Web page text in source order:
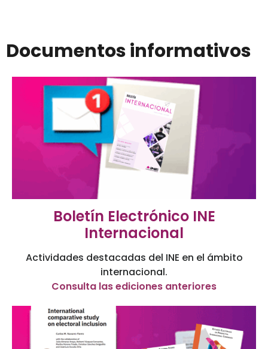
Documentos informativos
Boletín Electrónico INE
Internacional
Actividades destacadas del INE en el ámbito
internacional.
Consulta las ediciones anteriores